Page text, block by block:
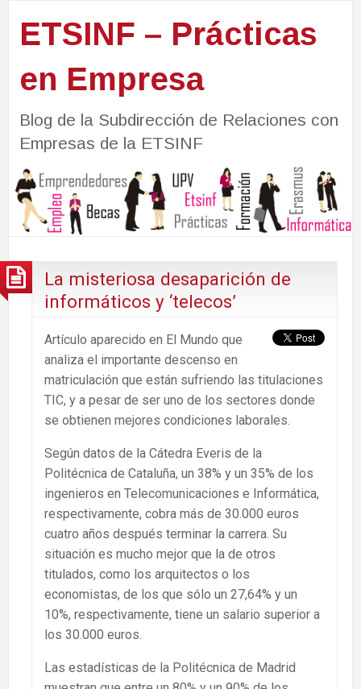
ETSINF – Prácticas
en Empresa
Blog de la Subdirección de Relaciones con
Empresas de la ETSINF
La misteriosa desaparición de
informáticos y ‘telecos’
Artículo aparecido en El Mundo que
analiza el importante descenso en
matriculación que están sufriendo las titulaciones
TIC, y a pesar de ser uno de los sectores donde
se obtienen mejores condiciones laborales.
Según datos de la Cátedra Everis de la
Politécnica de Cataluña, un 38% y un 35% de los
ingenieros en Telecomunicaciones e Informática,
respectivamente, cobra más de 30.000 euros
cuatro años después terminar la carrera. Su
situación es mucho mejor que la de otros
titulados, como los arquitectos o los
economistas, de los que sólo un 27,64% y un
10%, respectivamente, tiene un salario superior a
los 30.000 euros.
Las estadísticas de la Politécnica de Madrid